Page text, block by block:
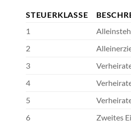
STEUERKLASSE
1
2
3
4
5
6
Zweites